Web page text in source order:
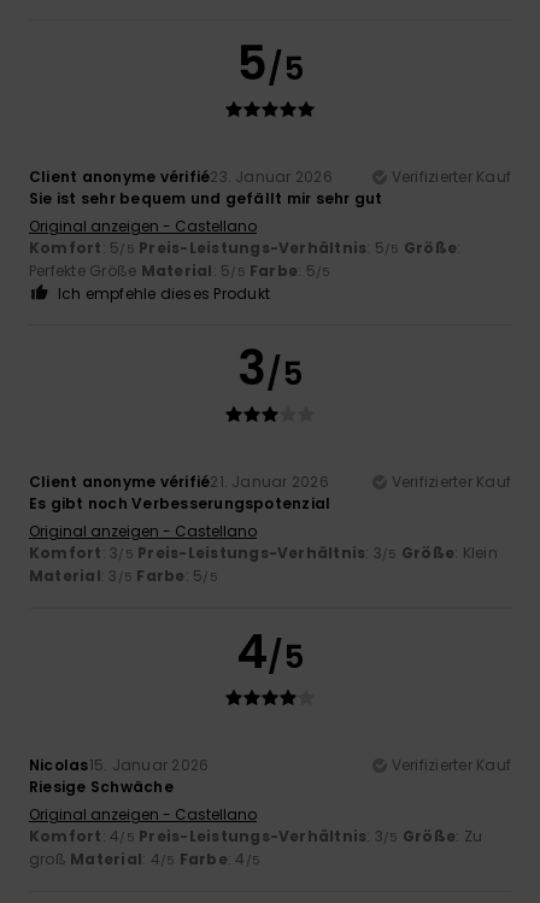
5/5
Client anonyme vérifié23. Januar 2026
Verifizierter Kauf
Sie ist sehr bequem und gefällt mir sehr gut
Original anzeigen - Castellano
Komfort: 5/5 Preis-Leistungs-Verhältnis: 5/5 Größe:
Perfekte Größe Material: 5/5 Farbe: 5/5
Ich empfehle dieses Produkt
3/5
Client anonyme vérifié21. Januar 2026
Verifizierter Kauf
Es gibt noch Verbesserungspotenzial
Original anzeigen - Castellano
Komfort: 3/5 Preis-Leistungs-Verhältnis: 3/5 Größe: Klein
Material: 3 /5 Farbe: 5/5
4/5
Nicolas15. Januar 2026
Verifizierter Kauf
Riesige Schwäche
Original anzeigen - Castellano
Komfort: 4/5 Preis-Leistungs-Verhältnis: 3/5 Größe: Zu
groß Material: 4/5 Farbe: 4 /5